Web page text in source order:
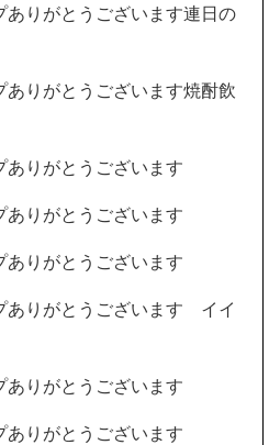
ありがとうございます連日の
ありがとうございます焼酎飲
ありがとうございます
ありがとうございます
ありがとうございます
ありがとうございます イイ
ありがとうございます
ありがとうございます